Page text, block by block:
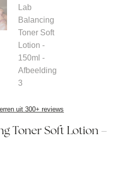
uit 300+ reviews
Toner Soft Lotion –